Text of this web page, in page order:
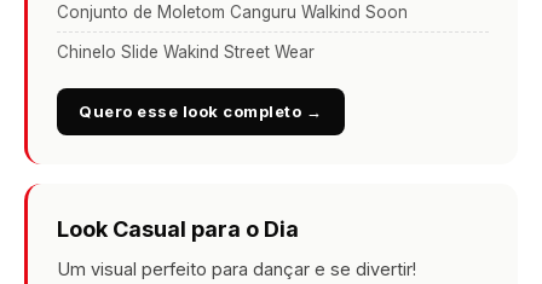
Conjunto de Moletom Canguru Walkind Soon
Chinelo Slide Wakind Street Wear
Quero esse look completo →
Look Casual para o Dia
Um visual perfeito para dançar e se divertir!